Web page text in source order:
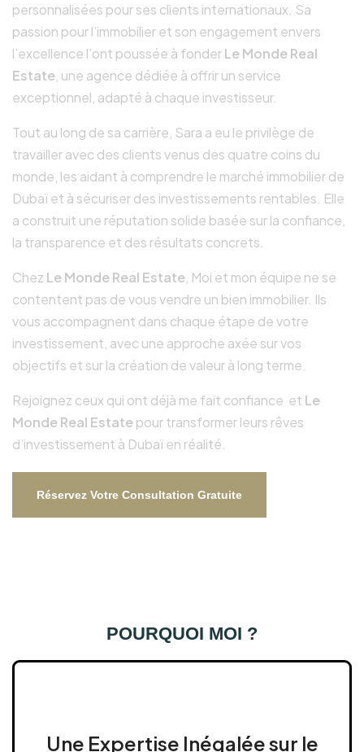
personnalisées pour ses clients internationaux. Sa
passion pour l’immobilier et son engagement envers
l’excellence l’ont poussée à fonderLe Monde Real
Estate , une agence dédiée à offrir un service
exceptionnel, adapté à chaque investisseur.
Tout au long de sa carrière, Sara a eu le privilège de
travailler avec des clients venus des quatre coins du
monde, les aidant à comprendre le marché immobilier de
Dubaï et à sécuriser des investissements rentables. Elle
a construit une réputation solide basée sur la confiance,
la transparence et des résultats concrets.
Chez Le Monde Real Estate , Moi et mon équipe ne se
contentent pas de vous vendre un bien immobilier. Ils
vous accompagnent dans chaque étape de votre
investissement, avec une approche axée sur vos
objectifs et sur la création de valeur à long terme.
Rejoignez ceux qui ont déjà me fait confiance et Le
Monde Real Estatepour transformer leurs rêves
d’investissement à Dubaï en réalité.
Réservez Votre Consultation Gratuite
POURQUOI MOI ?
Une Expertise Inégalée sur le